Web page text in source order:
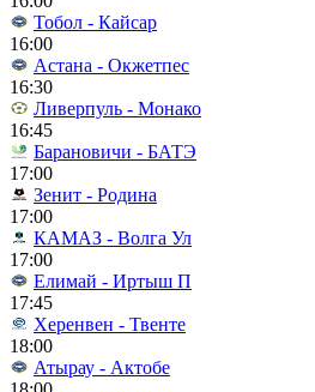
Тобол - Кайсар
16:00
Астана - Окжетпес
16:30
Ливерпуль - Монако
16:45
Барановичи - БАТЭ
17:00
Зенит - Родина
17:00
КАМАЗ - Волга Ул
17:00
Елимай - Иртыш П
17:45
Херенвен - Твенте
18:00
Атырау - Актобе